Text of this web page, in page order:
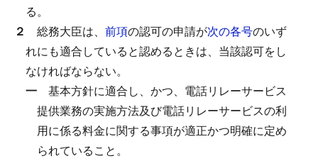
る。
２ 総務大臣は、 前項の認可の申請が次の各号のいず
れにも適合していると認めるときは、当該認可をし
なければならない。
一 基本方針に適合し、かつ、電話リレーサービス
提供業務の実施方法及び電話リレーサービスの利
用に係る料金に関する事項が適正かつ明確に定め
られていること。